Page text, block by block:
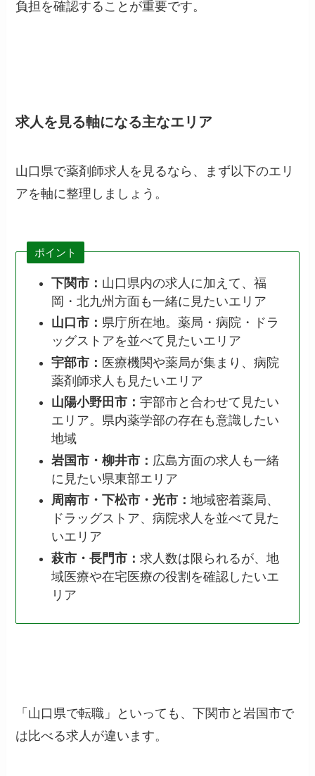
負担を確認することが重要です。
求人を見る軸になる主なエリア
山口県で薬剤師求人を見るなら、まず以下のエリ
アを軸に整理しましょう。
ポイント
下関市： 山口県内の求人に加えて、福
岡・北九州方面も一緒に見たいエリア
山口市： 県庁所在地。薬局・病院・ドラ
ッグストアを並べて見たいエリア
宇部市： 医療機関や薬局が集まり、病院
薬剤師求人も見たいエリア
山陽小野田市： 宇部市と合わせて見たい
エリア。県内薬学部の存在も意識したい
地域
岩国市・柳井市： 広島方面の求人も一緒
に見たい県東部エリア
周南市・下松市・光市： 地域密着薬局、
ドラッグストア、病院求人を並べて見た
いエリア
萩市・長門市： 求人数は限られるが、地
域医療や在宅医療の役割を確認したいエ
リア
「山口県で転職」といっても、下関市と岩国市で
は比べる求人が違います。